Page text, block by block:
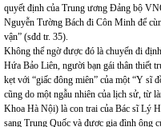
quyết định của Trung ương Đảng bộ
Nguyễn Tường Bách đi Côn Minh để
vận” (sđd tr. 35).
Không thể ngờ được đó là chuyến đi
Hứa Bảo Liên, người bạn gái thân thiết
kẹt với “giấc đông miên” của một “Y sĩ
cũng do một ngẫu nhiên của lịch sử, từ
Khoa Hà Nội) là con trai của Bác sĩ Lý
sang Trung Quốc và được gia đình ông